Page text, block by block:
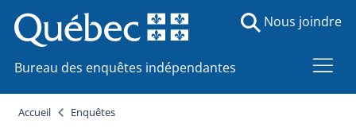
Bureau des enquêtes indépendantes
Nous joindre
Accueil Enquêtes